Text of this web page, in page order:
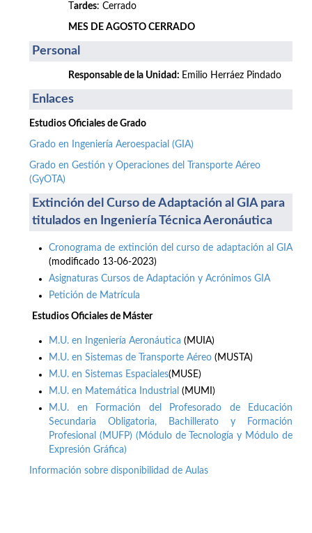
ardes: Cerrado
MES DE AGOSTO CERRADO
Personal
Responsable de la Unidad: Emilio Herráez Pindado
Enlaces
Estudios Oficiales de Grado
Grado en Ingeniería Aeroespacial (GIA)
Grado en Gestión y Operaciones del Transporte Aéreo
(GyOTA)
Extinción del Curso de Adaptación al GIA para
titulados en Ingeniería Técnica Aeronáutica
Cronograma de extinción del curso de adaptación al GIA
(modificado 13-06-2023)
Asignaturas Cursos de Adaptación y Acrónimos GIA
Petición de Matrícula
Estudios Oficiales de Máster
M.U. en Ingeniería Aeronáutica (MUIA)
M.U. en Sistemas de Transporte Aéreo (MUSTA)
M.U. en Sistemas Espaciales(MUSE)
M.U. en Matemática Industrial (MUMI)
M.U. en Formación del Profesorado de Educación
Secundaria Obligatoria, Bachillerato y Formación
Profesional (MUFP) (Módulo de Tecnología y Módulo de
Expresión Gráfica)
Información sobre disponibilidad de Aulas